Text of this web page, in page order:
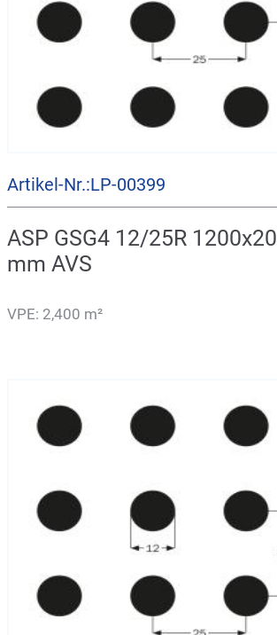
Artikel-Nr.:LP-00399
ASP GSG4 12/25R
mm AVS
VPE: 2,400 m²